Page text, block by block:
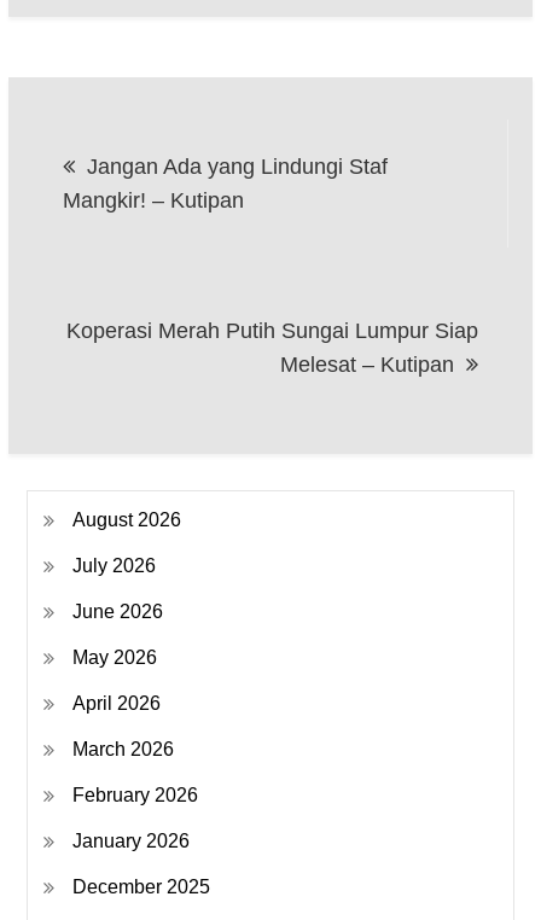
navigation
Jangan Ada yang Lindungi Staf
Mangkir! – Kutipan
Koperasi Merah Putih Sungai Lumpur Siap
Melesat – Kutipan
August 2026
July 2026
June 2026
May 2026
April 2026
March 2026
February 2026
January 2026
December 2025